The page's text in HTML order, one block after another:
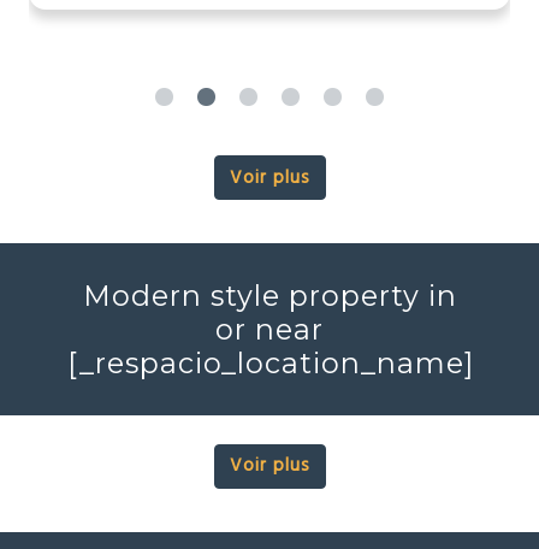
Voir plus
Modern style property in
or near
[_respacio_location_name]
Voir plus